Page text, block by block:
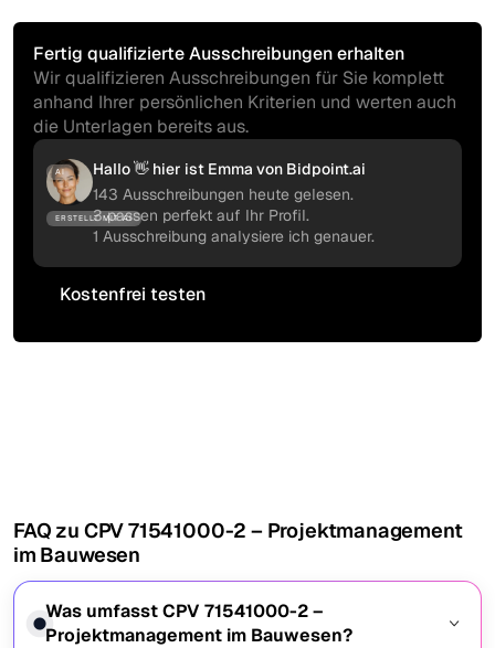
Fertig qualifizierte Ausschreibungen erhalten
Wir qualifizieren Ausschreibungen für Sie komplett
anhand Ihrer persönlichen Kriterien und werten auch
die Unterlagen bereits aus.
AI
ERSTELLT MIT AI
Hallo 👋 hier ist Emma von Bidpoint.ai
143 Ausschreibungen heute gelesen.
3 passen perfekt auf Ihr Profil.
1 Ausschreibung analysiere ich genauer.
Kostenfrei testen
FAQ zu CPV 71541000-2 – Projektmanagement
im Bauwesen
Was umfasst CPV 71541000-2 –
Projektmanagement im Bauwesen?